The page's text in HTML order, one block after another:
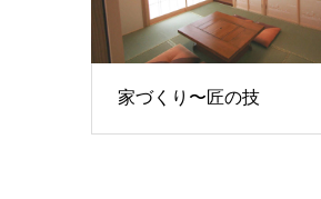
家づくり〜匠の技